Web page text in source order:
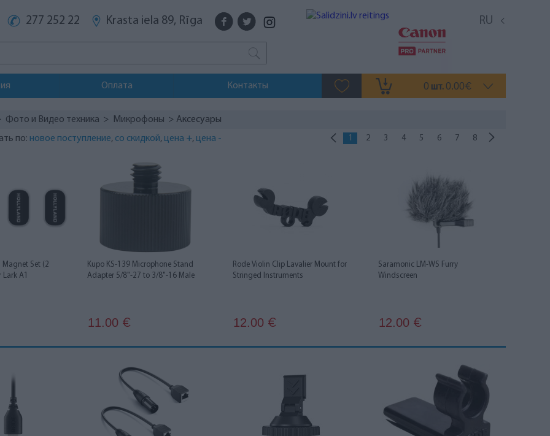
277 252 22 Krasta iela 89, Rīga RU
Оплата Контакты 0 шт. 0.00€
Фото и Видео техника > Микрофоны > Аксесуары
1 2 3 4 5 6 7 8
по: новое поступление, со скидкой, цена +, цена -
Set (2
A1
Kupo KS-139 Microphone Stand
Adapter 5/8"-27 to 3/8"-16 Male
11.00 €
Rode Violin Clip Lavalier Mount for
Stringed Instruments
12.00 €
Saramonic LM-WS Furry
Windscreen
12.00 €